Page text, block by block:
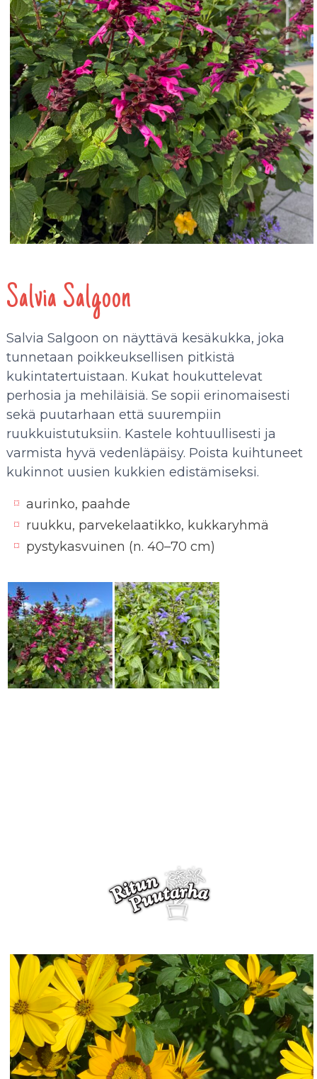
Salvia Salgoon
Salvia Salgoon on näyttävä kesäkukka, joka
tunnetaan poikkeuksellisen pitkistä
kukintatertuistaan. Kukat houkuttelevat
perhosia ja mehiläisiä. Se sopii erinomaisesti
sekä puutarhaan että suurempiin
ruukkuistutuksiin. Kastele kohtuullisesti ja
varmista hyvä vedenläpäisy. Poista kuihtuneet
kukinnot uusien kukkien edistämiseksi.
aurinko, paahde
ruukku, parvekelaatikko, kukkaryhmä
pystykasvuinen (n. 40–70 cm)